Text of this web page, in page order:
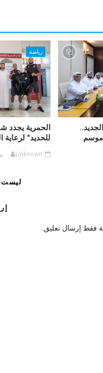
موسم
رياضة
الحمرية يجدد
للحديد" لرعاية
Unknown
ليست
فقط إرسال تعليق.